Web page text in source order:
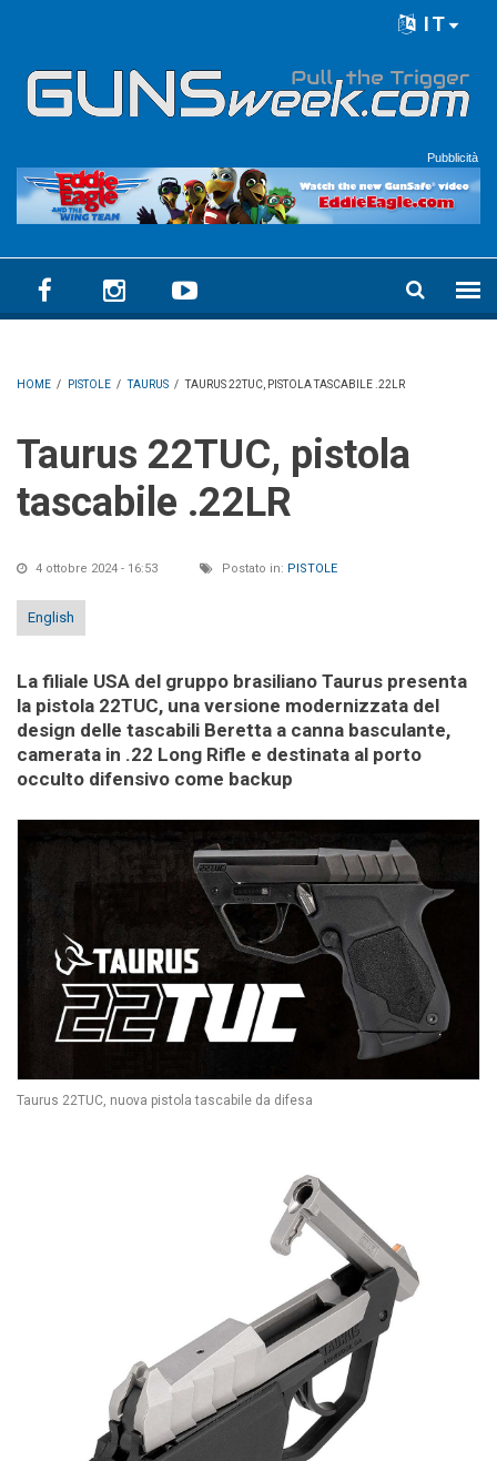
IT
Pubblicità
HOME / PISTOLE / TAURUS / TAURUS 22TUC, PISTOLA TASCABILE .22LR
Taurus 22TUC, pistola
tascabile .22LR
4 ottobre 2024 - 16:53 Postato in: PISTOLE
English
La filiale USA del gruppo brasiliano Taurus presenta
la pistola 22TUC, una versione modernizzata del
design delle tascabili Beretta a canna basculante,
camerata in .22 Long Rifle e destinata al porto
occulto difensivo come backup
Taurus 22TUC, nuova pistola tascabile da difesa